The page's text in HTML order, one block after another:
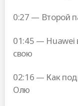
0:27 — Второй
01:45 — Huawei
свою
02:16 — Как
Олю